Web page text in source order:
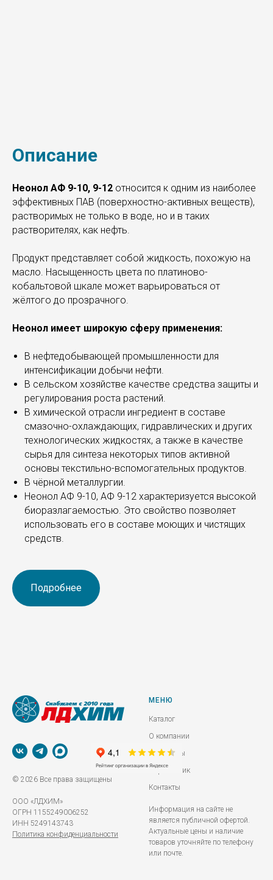
Описание
Неонол АФ 9-10, 9-12 относится к одним из наиболее
эффективных ПАВ (поверхностно-активных веществ),
растворимых не только в воде, но и в таких
растворителях, как нефть.
Продукт представляет собой жидкость, похожую на
масло. Насыщенность цвета по платиново-
кобальтовой шкале может варьироваться от
жёлтого до прозрачного.
Неонол имеет широкую сферу применения:
В нефтедобывающей промышленности для
интенсификации добычи нефти.
В сельском хозяйстве качестве средства защиты и
регулирования роста растений.
В химической отрасли ингредиент в составе
смазочно-охлаждающих, гидравлических и других
технологических жидкостях, а также в качестве
сырья для синтеза некоторых типов активной
основы текстильно-вспомогательных продуктов.
В чёрной металлургии.
Неонол АФ 9-10, АФ 9-12 характеризуется высокой
биоразлагаемостью. Это свойство позволяет
использовать его в составе моющих и чистящих
средств.
Подробнее
© 2026 Все права защищены
ООО «ЛДХИМ»
ОГРН 1155249006252
ИНН 5249143743
Политика конфиденциальности
МЕНЮ
Каталог
О компании
Реквизиты
Справочник
Контакты
Информация на сайте не
является публичной офертой.
Актуальные цены и наличие
товаров уточняйте по телефону
или почте.